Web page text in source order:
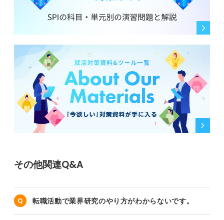
その他関連Q&A
転職活動で業界研究のやり方がわからないです。